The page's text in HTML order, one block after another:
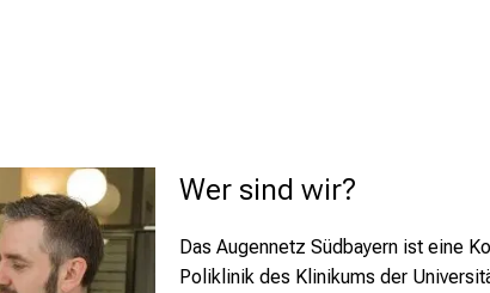
Wer sind wir?
Das Augennetz Südbayern ist eine
Poliklinik des Klinikums der